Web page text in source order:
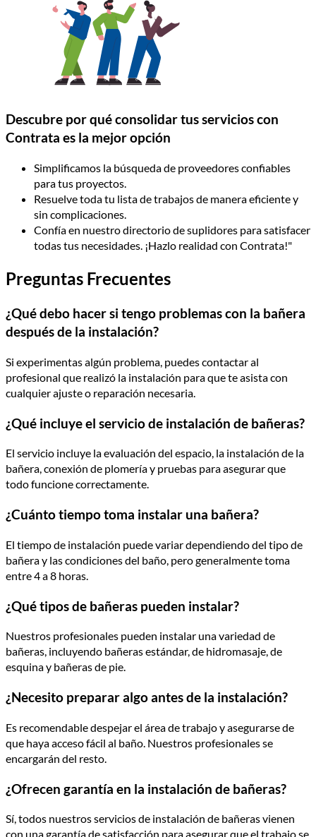
Descubre por qué consolidar tus servicios con
Contrata es la mejor opción
Simplificamos la búsqueda de proveedores confiables
para tus proyectos.
Resuelve toda tu lista de trabajos de manera eficiente y
sin complicaciones.
Confía en nuestro directorio de suplidores para satisfacer
todas tus necesidades. ¡Hazlo realidad con Contrata!"
Preguntas Frecuentes
¿Qué debo hacer si tengo problemas con la bañera
después de la instalación?
Si experimentas algún problema, puedes contactar al
profesional que realizó la instalación para que te asista con
cualquier ajuste o reparación necesaria.
¿Qué incluye el servicio de instalación de bañeras?
El servicio incluye la evaluación del espacio, la instalación de la
bañera, conexión de plomería y pruebas para asegurar que
todo funcione correctamente.
¿Cuánto tiempo toma instalar una bañera?
El tiempo de instalación puede variar dependiendo del tipo de
bañera y las condiciones del baño, pero generalmente toma
entre 4 a 8 horas.
¿Qué tipos de bañeras pueden instalar?
Nuestros profesionales pueden instalar una variedad de
bañeras, incluyendo bañeras estándar, de hidromasaje, de
esquina y bañeras de pie.
¿Necesito preparar algo antes de la instalación?
Es recomendable despejar el área de trabajo y asegurarse de
que haya acceso fácil al baño. Nuestros profesionales se
encargarán del resto.
¿Ofrecen garantía en la instalación de bañeras?
Sí, todos nuestros servicios de instalación de bañeras vienen
con una garantía de satisfacción para asegurar que el trabajo se